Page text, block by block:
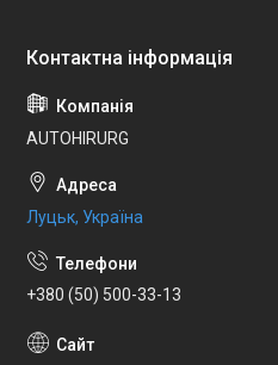
AUTOHIRURG
Луцьк, Україна
+380 (50) 500-33-13